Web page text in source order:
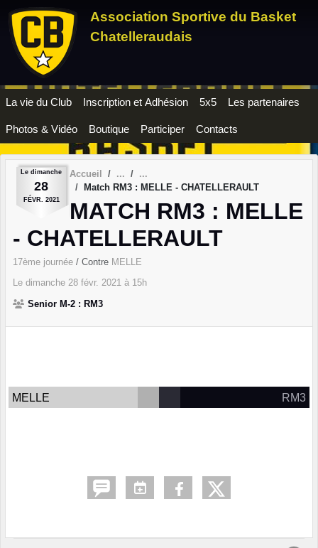
Association Sportive du Basket
Chatelleraudais
La vie du Club Inscription et Adhésion 5x5 Les partenaires
Photos & Vidéo Boutique Participer Contacts
Le dimanche
28
FÉVR. 2021
Accueil
Match RM3 : MELLE - CHATELLERAULT
MATCH RM3 : MELLE
- CHATELLERAULT
17ème journée / Contre MELLE
Le dimanche 28 févr. 2021 à 15h
Senior M-2 : RM3
MELLE RM3
Panneau de gestion des cookies